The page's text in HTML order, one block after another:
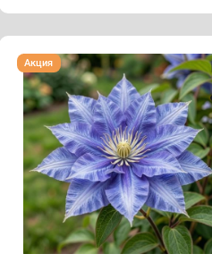
Клематис
Блю
Эксплоужен
Акция